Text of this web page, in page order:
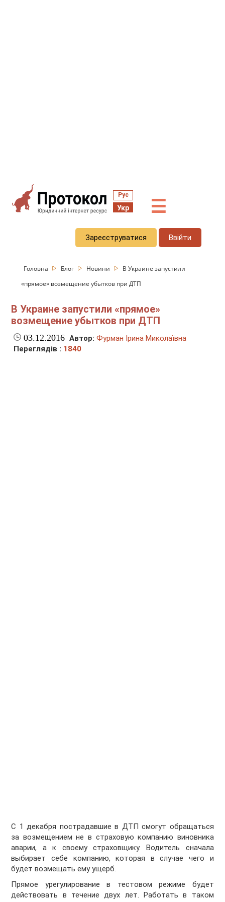
Рус
Укр ☰
Зареєструватися Ввійти
Головна Блог Новини
В Украине запустили
«прямое» возмещение убытков при ДТП
В Украине запустили «прямое»
возмещение убытков при ДТП
03.12.2016 Автор: Фурман Ірина Миколаївна
Переглядів : 1840
С 1 декабря пострадавшие в ДТП смогут обращаться
за возмещением не в страховую компанию виновника
аварии, а к своему страховщику. Водитель сначала
выбирает себе компанию, которая в случае чего и
будет возмещать ему ущерб.
Прямое урегулирование в тестовом режиме будет
действовать в течение двух лет. Работать в таком